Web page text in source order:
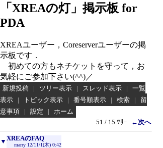
「XREAの灯」掲示板 for
PDA
XREAユーザー，Coreserverユーザーの掲
示板です．
初めての方もネチケットを守って，お
気軽にご参加下さい(^^)／
新規投稿 | ツリー表示 | スレッド表示 |
一覧
表示
| トピック表示 | 番号順表示 | 検索 |
留
意事項
| 設定 |
ホーム
51 / 15 ﾂﾘｰ
←次へ
▼ XREAのFAQ
marry 12/11/1(木) 0:42